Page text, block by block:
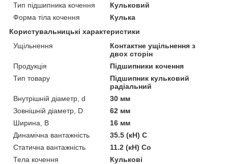
Тип підшипника кочення
Кульковий
Форма тіла кочення
Кулька
Користувальницькі характеристики
Ущільнення
Контактне ущільнення з
двох сторін
Продукція
Підшипники кочення
Тип товару
Підшипник кульковий
радіальний
Внутрішній діаметр, d
30 мм
Зовнішній діаметр, D
62 мм
Ширина, B
16 мм
Динамічна вантажність
35.5 (кН) C
Статична вантажність
11.2 (кН) Co
Тела кочення
Кулькові